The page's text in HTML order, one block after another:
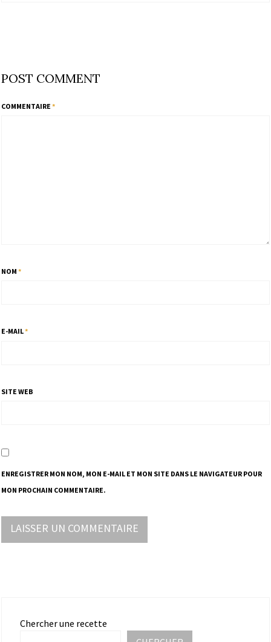
POST COMMENT
COMMENTAIRE *
NOM *
E-MAIL*
SITE WEB
ENREGISTRER MON NOM, MON E-MAIL ET MON SITE DANS LE NAVIGATEUR POUR
MON PROCHAIN COMMENTAIRE.
Chercher une recette